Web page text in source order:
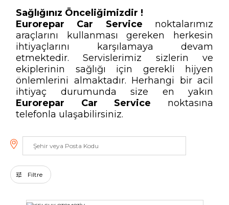
Hizmetler
Kampanyalar
Haberler
Blog
Tüm servisler
Sağlığınız Önceliğimizdir !
Eurorepar Car Service noktalarımız
araçlarını kullanması gereken herkesin
ihtiyaçlarını karşılamaya devam
etmektedir. Servislerimiz sizlerin ve
ekiplerinin sağlığı için gerekli hijyen
önlemlerini almaktadır. Herhangi bir acil
ihtiyaç durumunda size en yakın
Eurorepar Car Service noktasına
telefonla ulaşabilirsiniz.
Filtre